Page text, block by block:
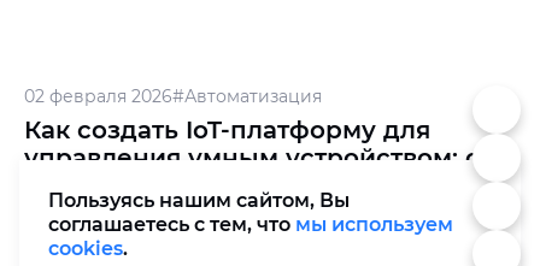
02 февраля 2026#Автоматизация
Как создать IoT-платформу для
управления умным устройством: от
идеи до внедрения
Алина Богдашко
CEO
Пользуясь нашим сайтом, Вы
соглашаетесь с тем, что мы используем
cookies.